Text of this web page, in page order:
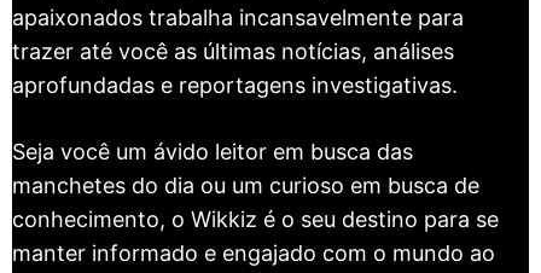
apaixonados trabalha incansavelmente para
trazer até você as últimas notícias, análises
aprofundadas e reportagens investigativas.
Seja você um ávido leitor em busca das
manchetes do dia ou um curioso em busca de
conhecimento, o Wikkiz é o seu destino para se
manter informado e engajado com o mundo ao